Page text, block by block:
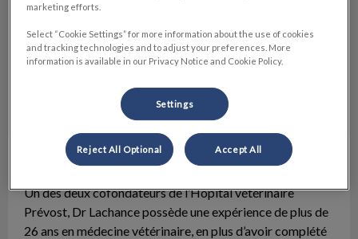
Dr Simon LachanceMédecin vétérinaire
Un des deux cofondateurs de l’Hôpital vétérinaire
Prévost, Dr Lachance possède une expérience de plus de
26 ans en médecine vétérinaire, en plus d’avoir complété
marketing efforts.
Select “Cookie Settings” for more information about the use of cookies
and tracking technologies and to adjust your preferences. More
information is available in our Privacy Notice and Cookie Policy.
Settings
Reject All Optional Accept All